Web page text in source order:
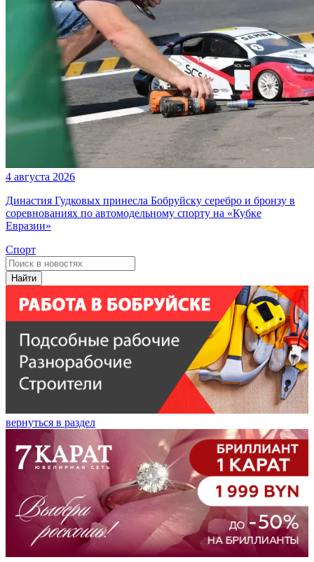
4 августа 2026
Династия Гудковых принесла Бобруйску серебро и бронзу в
соревнованиях по автомодельному спорту на «Кубке
Евразии»
Спорт
Найти
вернуться в раздел